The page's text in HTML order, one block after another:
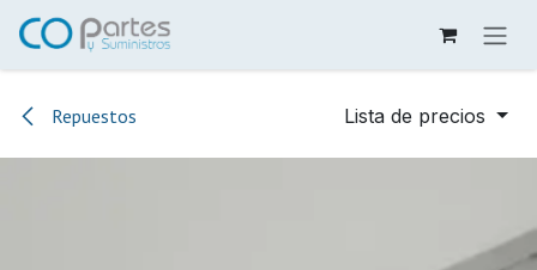
Ir al contenido
Repuestos Lista de precios